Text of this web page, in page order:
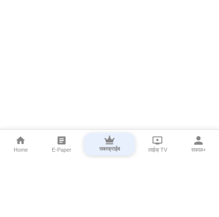
Home E-Paper सबस्क्राईब लाईव्ह TV सकाळ+